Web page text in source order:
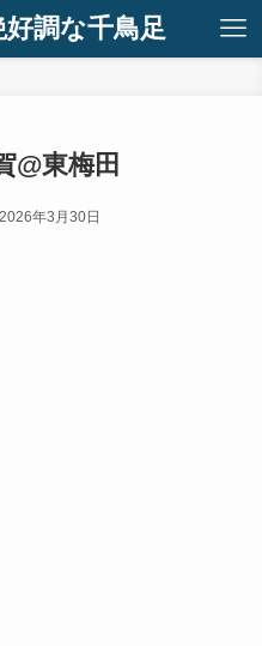
好調な千鳥足
@東梅田
2026年3月30日